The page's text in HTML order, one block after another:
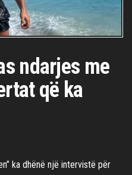
ndarjes me
që ka
ka dhënë një intervistë për